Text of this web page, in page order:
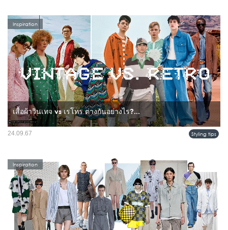
เสื้อผ้าวินเทจ vs เรโทร ต่างกันอย่างไร?...
หลายคนอาจสับสนระหว่างคำว่า "วินเทจ" และ "เรโทร" เมื่อพูดถึงเสื้อผ้า แม้ว่าทั้งสอง
คำนี้จะมีความเกี่ยวข้องกับแฟชั่นย้อนยุค แต่ก็มีความแตกต่างที่สำคัญ มาทำความ
Inspiration
Styling tips
24.09.67
Inspiration